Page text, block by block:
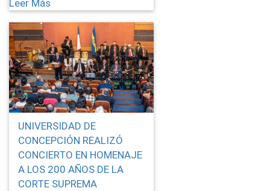
Leer Más
UNIVERSIDAD DE
CONCEPCIÓN REALIZÓ
CONCIERTO EN HOMENAJE
A LOS 200 AÑOS DE LA
CORTE SUPREMA